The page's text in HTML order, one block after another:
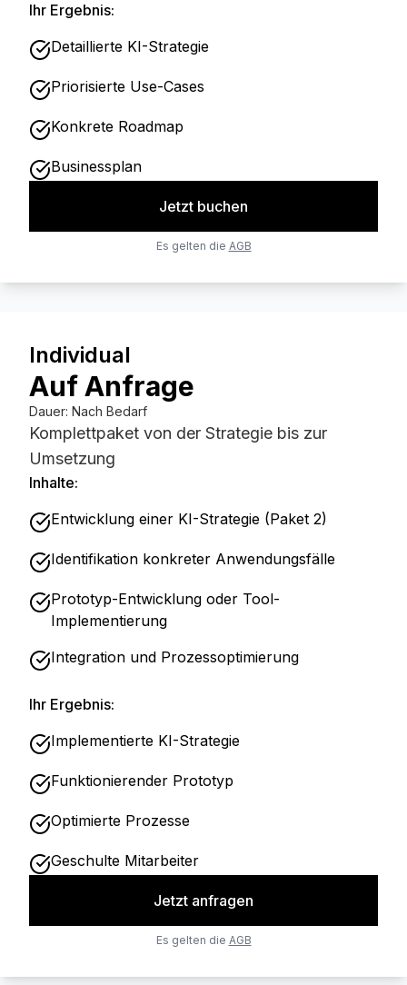
Ihr Ergebnis:
Detaillierte KI-Strategie
Priorisierte Use-Cases
Konkrete Roadmap
Businessplan
Jetzt buchen
Es gelten die AGB
Individual
Auf Anfrage
Dauer: Nach Bedarf
Komplettpaket von der Strategie bis zur
Umsetzung
Inhalte:
Entwicklung einer KI-Strategie (Paket 2)
Identifikation konkreter Anwendungsfälle
Prototyp-Entwicklung oder Tool-
Implementierung
Integration und Prozessoptimierung
Ihr Ergebnis:
Implementierte KI-Strategie
Funktionierender Prototyp
Optimierte Prozesse
Geschulte Mitarbeiter
Jetzt anfragen
Es gelten die AGB